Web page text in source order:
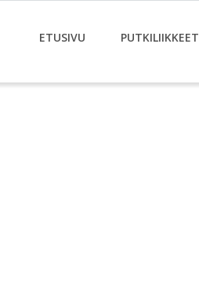
ETUSIVU PUTKILIIKKEET